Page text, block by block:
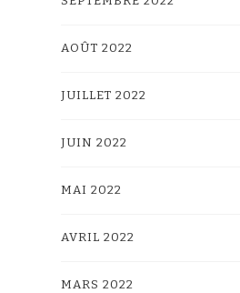
AOÛT 2022
JUILLET 2022
JUIN 2022
MAI 2022
AVRIL 2022
MARS 2022